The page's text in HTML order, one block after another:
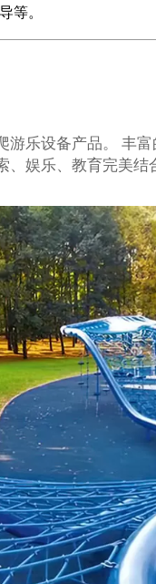
等。
游乐设备产品。 丰
、娱乐、教育完美结